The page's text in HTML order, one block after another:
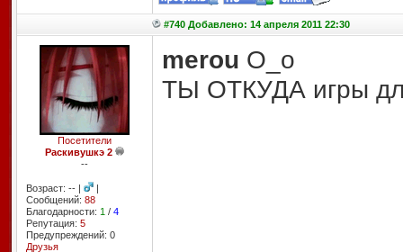
#740 Добавлено: 14 апреля 2011 22:30
Посетители
Раскивушкэ 2
--
Возраст: -- |
|
Сообщений: 88
Благодарности: 1 / 4
Репутация: 5
Предупреждений: 0
Друзья
merou O_о
ТЫ ОТКУДА игры